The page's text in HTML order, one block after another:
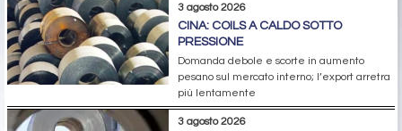
3 agosto 2026
CINA: COILS A CALDO SOTTO
PRESSIONE
Domanda debole e scorte in aumento
pesano sul mercato interno; l’export arretra
più lentamente
3 agosto 2026